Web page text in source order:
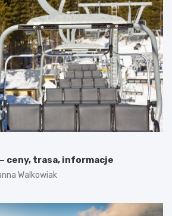
ceny, trasa, informacje
Walkowiak